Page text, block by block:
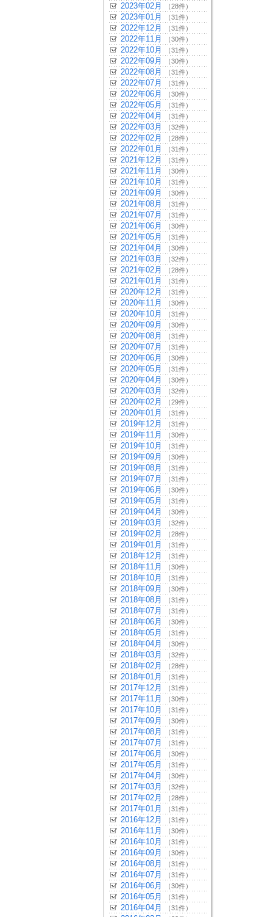
2023年02月 （28件）
2023年01月 （31件）
2022年12月 （31件）
2022年11月 （30件）
2022年10月 （31件）
2022年09月 （30件）
2022年08月 （31件）
2022年07月 （31件）
2022年06月 （30件）
2022年05月 （31件）
2022年04月 （31件）
2022年03月 （32件）
2022年02月 （28件）
2022年01月 （31件）
2021年12月 （31件）
2021年11月 （30件）
2021年10月 （31件）
2021年09月 （30件）
2021年08月 （31件）
2021年07月 （31件）
2021年06月 （30件）
2021年05月 （31件）
2021年04月 （30件）
2021年03月 （32件）
2021年02月 （28件）
2021年01月 （31件）
2020年12月 （31件）
2020年11月 （30件）
2020年10月 （31件）
2020年09月 （30件）
2020年08月 （31件）
2020年07月 （31件）
2020年06月 （30件）
2020年05月 （31件）
2020年04月 （30件）
2020年03月 （32件）
2020年02月 （29件）
2020年01月 （31件）
2019年12月 （31件）
2019年11月 （30件）
2019年10月 （31件）
2019年09月 （30件）
2019年08月 （31件）
2019年07月 （31件）
2019年06月 （30件）
2019年05月 （31件）
2019年04月 （30件）
2019年03月 （32件）
2019年02月 （28件）
2019年01月 （31件）
2018年12月 （31件）
2018年11月 （30件）
2018年10月 （31件）
2018年09月 （30件）
2018年08月 （31件）
2018年07月 （31件）
2018年06月 （30件）
2018年05月 （31件）
2018年04月 （30件）
2018年03月 （32件）
2018年02月 （28件）
2018年01月 （31件）
2017年12月 （31件）
2017年11月 （30件）
2017年10月 （31件）
2017年09月 （30件）
2017年08月 （31件）
2017年07月 （31件）
2017年06月 （30件）
2017年05月 （31件）
2017年04月 （30件）
2017年03月 （32件）
2017年02月 （28件）
2017年01月 （31件）
2016年12月 （31件）
2016年11月 （30件）
2016年10月 （31件）
2016年09月 （30件）
2016年08月 （31件）
2016年07月 （31件）
2016年06月 （30件）
2016年05月 （31件）
2016年04月 （31件）